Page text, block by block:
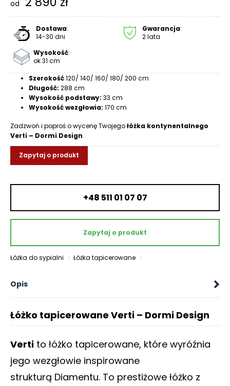
R
A
Ó
M
A
T
E
A
N
T
K
B
L
G
W
Y
od
Dostawa:
14-30 dni
Gwarancja:
2 lata
Wysokość:
ok 31 cm
Szerokość120/ 140/ 160/ 180/ 200 cm
Długość: 288 cm
Wysokość podstawy: 33 cm
Wysokość wezgłowia: 170 cm
Zadzwoń i poproś o wycenę Twojegołóżka kontynentalnego
Verti – Dormi Design.
Zapytaj o produkt
+48 511 01 07 07
Zapytaj o produkt
Łóżka do sypialni Łóżka tapicerowane
Opis
Łóżko tapicerowane Verti – Dormi Design
Verti to łóżko tapicerowane, które wyróźnia
jego wezgłowie inspirowane
strukturą Diamentu. To prestiżowe łóżko z